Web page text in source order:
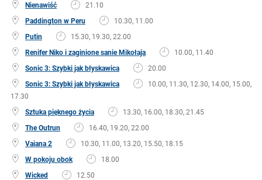
Nienawiść
21.10
Paddington w Peru
10.30, 11.00
Putin
15.30, 19.30, 22.00
Renifer Niko i zaginione sanie Mikołaja
10.00, 11.40
Sonic 3: Szybki jak błyskawica
20.00
Sonic 3: Szybki jak błyskawica
10.00, 11.30, 12.30, 14.00, 15.00,
17.30
Sztuka pięknego życia
13.30, 16.00, 18.30, 21.45
The Outrun
16.40, 19.20, 22.00
Vaiana 2
10.30, 11.00, 13.20, 15.50, 18.15
W pokoju obok
18.00
Wicked
12.50